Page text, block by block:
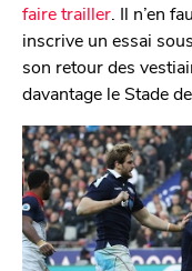
faire trailler. Il n’en
inscrive un essai
son retour des
davantage le Stade